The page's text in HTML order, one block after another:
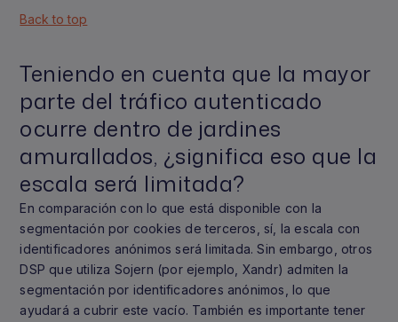
Back to top
Teniendo en cuenta que la mayor
parte del tráfico autenticado
ocurre dentro de jardines
amurallados, ¿significa eso que la
escala será limitada?
En comparación con lo que está disponible con la
segmentación por cookies de terceros, sí, la escala con
identificadores anónimos será limitada. Sin embargo, otros
DSP que utiliza Sojern (por ejemplo, Xandr) admiten la
segmentación por identificadores anónimos, lo que
ayudará a cubrir este vacío. También es importante tener